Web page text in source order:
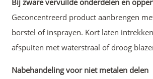
Bij zware vervuilde onderdelen en
Geconcentreerd product aanbrengen
borstel of insprayen. Kort laten
afspuiten met waterstraal of droog
Nabehandeling voor niet metalen delen